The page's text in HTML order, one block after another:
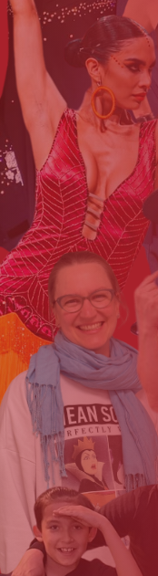
Yvonne_Rodomski